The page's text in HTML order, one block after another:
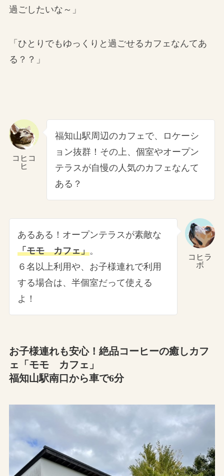
過ごしたいな～」
「ひとりでもゆっくりと過ごせるカフェなんてあ
る？？」
コヒコ
ヒ
福知山駅周辺のカフェで、ロケーシ
ョン抜群！その上、個室やオープン
テラスが自慢の人気のカフェなんて
ある？
コヒラ
ボ
あるある！オープンテラスが素敵な
「モモ カフェ」。
６名以上利用や、お子様連れで利用
する場合は、半個室だって使える
よ！
お子様連れも安心！絶品コーヒーの癒しカフ
ェ「モモ カフェ」
福知山駅南口から車で6分